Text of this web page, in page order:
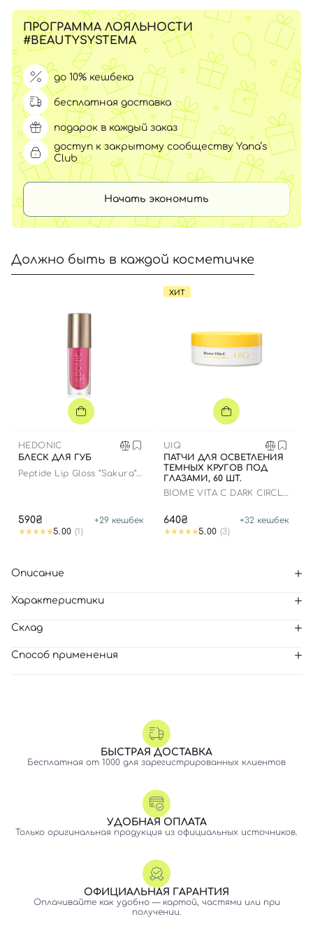
ПРОГРАММА ЛОЯЛЬНОСТИ
#BEAUTYSYSTEMA
до 10% кешбека
бесплатная доставка
подарок в каждый заказ
доступ к закрытому сообществу Yana’s
Club
Начать экономить
Должно быть в каждой косметичке
HEDONIC
БЛЕСК ДЛЯ ГУБ
Peptide Lip Gloss “Sakura”
590₴ +29 кешбек
5.00 (1)
ХИТ
UIQ
ПАТЧИ ДЛЯ ОСВЕТЛЕНИЯ
ТЕМНЫХ КРУГОВ ПОД
ГЛАЗАМИ, 60 ШТ.
BIOME VITA C DARK CIRCLE
640₴ +32 кешбек
5.00 (3)
Описание
Характеристики
Склад
Способ применения
БЫСТРАЯ ДОСТАВКА
Бесплатная от 1000 для зарегистрированных клиентов
УДОБНАЯ ОПЛАТА
Только оригинальная продукция из официальных источников.
ОФИЦИАЛЬНАЯ ГАРАНТИЯ
Оплачивайте как удобно — картой, частями или при
получении.